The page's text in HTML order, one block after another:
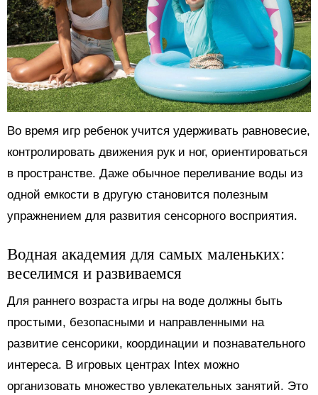
Во время игр ребенок учится удерживать равновесие,
контролировать движения рук и ног, ориентироваться
в пространстве. Даже обычное переливание воды из
одной емкости в другую становится полезным
упражнением для развития сенсорного восприятия.
Водная академия для самых маленьких:
веселимся и развиваемся
Для раннего возраста игры на воде должны быть
простыми, безопасными и направленными на
развитие сенсорики, координации и познавательного
интереса. В игровых центрах Intex можно
организовать множество увлекательных занятий. Это